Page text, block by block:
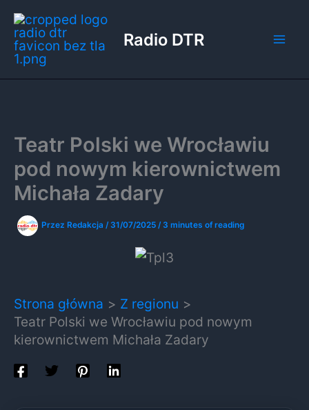
Przejdź
do
treści
Radio DTR
Teatr Polski we Wrocławiu
pod nowym kierownictwem
Michała Zadary
Przez Redakcja / 31/07/2025 / 3 minutes of reading
Strona główna
Z regionu
Teatr Polski we Wrocławiu pod nowym
kierownictwem Michała Zadary